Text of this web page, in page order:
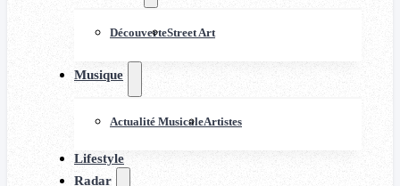
DécouverteStreet Art
Musique
Actualité MusicaleArtistes
Lifestyle
Radar